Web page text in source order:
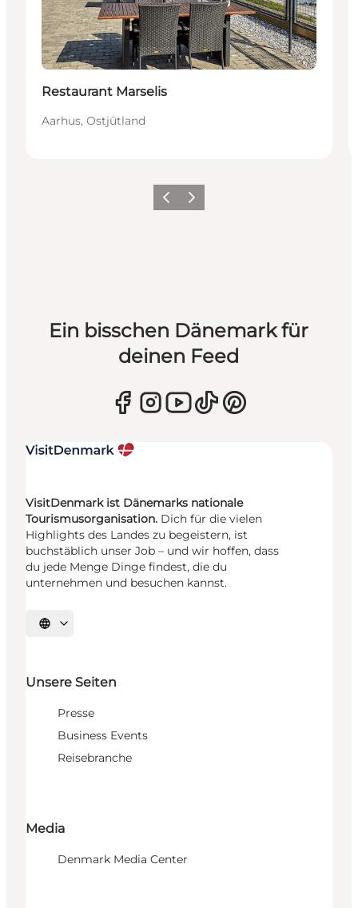
Restaurant Marselis
Aarhus, Ostjütland
ZurückWeiter
Ein bisschen Dänemark für
deinen Feed
VisitDenmark ist Dänemarks nationale
Tourismusorganisation. Dich für die vielen
Highlights des Landes zu begeistern, ist
buchstäblich unser Job – und wir hoffen, dass
du jede Menge Dinge findest, die du
unternehmen und besuchen kannst.
Sprache auswählen
Unsere Seiten
Presse
Business Events
Reisebranche
Media
Denmark Media Center